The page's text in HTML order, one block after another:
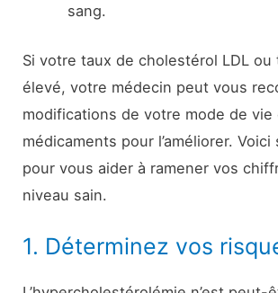
sang.
Si votre taux de cholestérol LDL
élevé, votre médecin peut vous
modifications de votre mode de vie
médicaments pour l’améliorer.
pour vous aider à ramener vos
niveau sain.
1. Déterminez vos